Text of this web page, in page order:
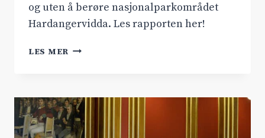
og uten å berøre nasjonalparkområdet
Hardangervidda. Les rapporten her!
LES MER NY
BYGGES
50%
BILLIGERE